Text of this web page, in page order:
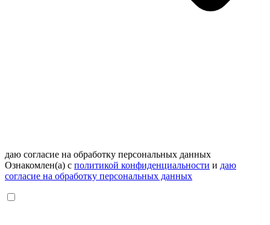
даю согласие на обработку персональных данных
Ознакомлен(а) с политикой конфиденциальности и даю
согласие на обработку персональных данных